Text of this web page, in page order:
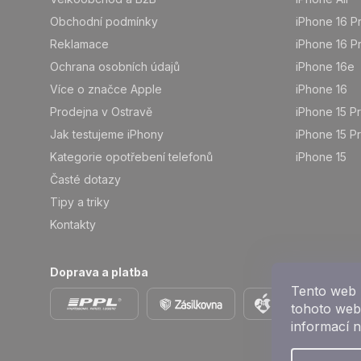
Tento
tohoto
informací
Obchodní podmínky
Reklamace
Ochrana osobních údajů
Více o značce Apple
Prodejna v Ostravě
Jak testujeme iPhony
Kategorie opotřebení telefonů
Časté dotazy
Tipy a triky
Kontakty
iPhone 16
iPhone 16
iPhone 16e
iPhone 16
iPhone 15
iPhone 15
iPhone 15
Doprava a platba